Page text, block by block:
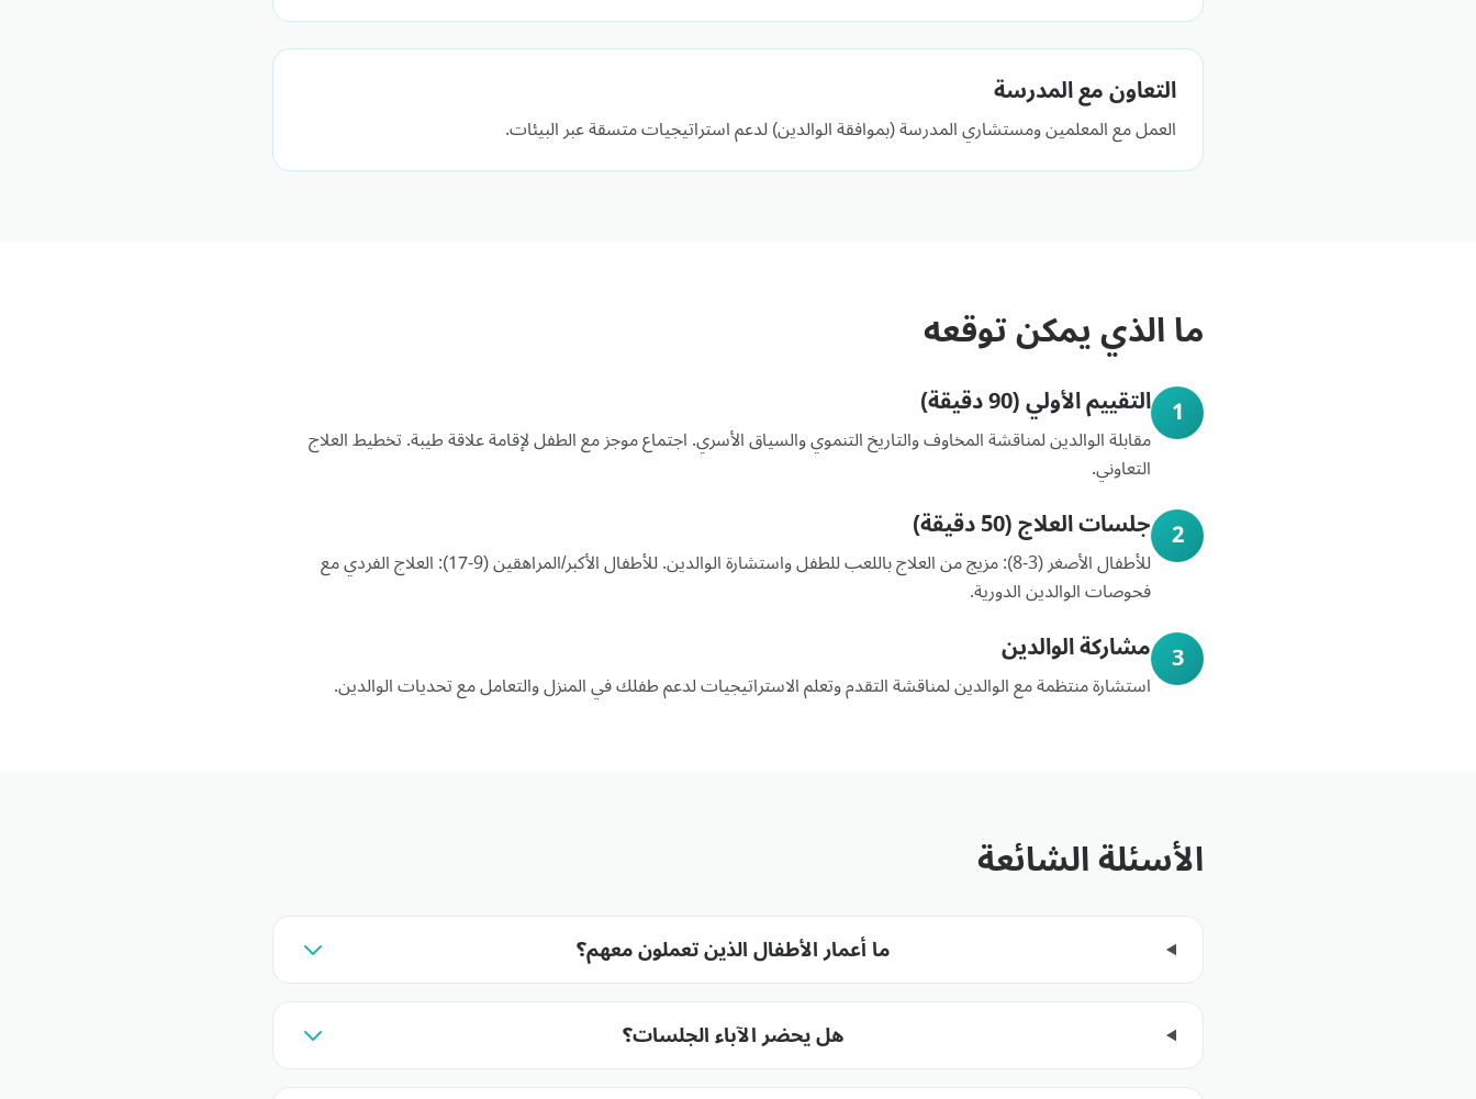
التعاون مع المدرسة
العمل مع المعلمين ومستشاري المدرسة (بموافقة الوالدين) لدعم استراتيجيات متسقة عبر البيئات.
ما الذي يمكن توقعه
1 التقييم الأولي (90 دقيقة)
مقابلة الوالدين لمناقشة المخاوف والتاريخ التنموي والسياق الأسري. اجتماع موجز مع الطفل لإقامة علاقة طيبة. تخطيط العلاج
التعاوني.
2 جلسات العلاج (50 دقيقة)
للأطفال الأصغر (3-8): مزيج من العلاج باللعب للطفل واستشارة الوالدين. للأطفال الأكبر/المراهقين (9-17): العلاج الفردي مع
فحوصات الوالدين الدورية.
3 مشاركة الوالدين
استشارة منتظمة مع الوالدين لمناقشة التقدم وتعلم الاستراتيجيات لدعم طفلك في المنزل والتعامل مع تحديات الوالدين.
الأسئلة الشائعة
ما أعمار الأطفال الذين تعملون معهم؟
هل يحضر الآباء الجلسات؟